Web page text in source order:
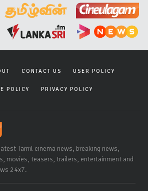
CONTACT US USER POLICY
POLICY PRIVACY POLICY
Tamil cinema news, breaking news,
movies, teasers, trailers, entertainment and
24x7.